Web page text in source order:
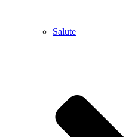
Salute